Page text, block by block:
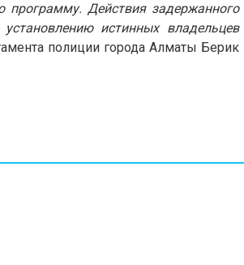
программу. Действия задержанного
истинных владельцев
полиции города Алматы Берик